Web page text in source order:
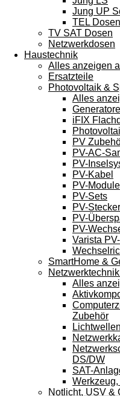
Jung UP
TEL Dosen
TV SAT Dosen
Netzwerkdosen
Haustechnik
Alles anzeigen
Ersatzteile
Photovoltaik &
Alles
iFIX
PV
PV-AC-
PV-
PV-Kabel
PV-Module
PV-Sets
PV-
PV-
PV-
Varista
SmartHome &
Alles
Zubehör
DS/DW
SAT-
Werkzeug,
Notlicht, USV &